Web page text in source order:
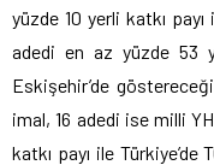
yüzde 10 yerli katkı
adedi en az yüzde 53
Eskişehir’de
imal, 16 adedi ise milli
katkı payı ile Türkiye’de